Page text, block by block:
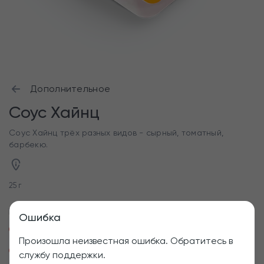
Ошибка
Произошла неизвестная ошибка. Обратитесь в
службу поддержки.
Дополнительное
Соус Хайнц
Соус Хайнц трёх разных видов - сырный, томатный,
барбекю.
25 г
Выберите соус